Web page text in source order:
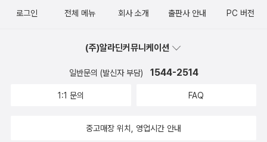
로그인 전체 메뉴 회사 소개 출판사 안내 PC 버전
(주)알라딘커뮤니케이션
일반문의 (발신자 부담) 1544-2514
1:1 문의 FAQ
중고매장 위치, 영업시간 안내